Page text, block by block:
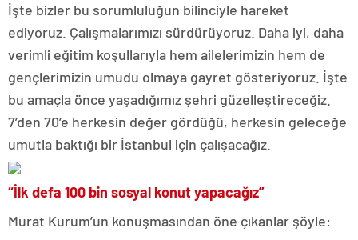
İşte bizler bu sorumluluğun bilinciyle hareket
ediyoruz. Çalışmalarımızı sürdürüyoruz. Daha iyi, daha
verimli eğitim koşullarıyla hem ailelerimizin hem de
gençlerimizin umudu olmaya gayret gösteriyoruz. İşte
bu amaçla önce yaşadığımız şehri güzelleştireceğiz.
7’den 70’e herkesin değer gördüğü, herkesin geleceğe
umutla baktığı bir İstanbul için çalışacağız.
“İlk defa 100 bin sosyal konut yapacağız”
Murat Kurum’un konuşmasından öne çıkanlar şöyle: